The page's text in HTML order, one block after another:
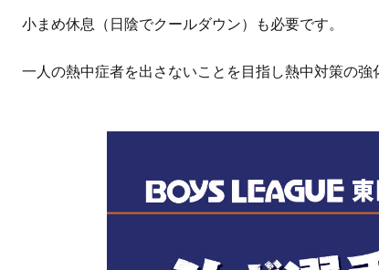
小まめ休息（日陰でクールダウン）も必要です。
一人の熱中症者を出さないことを目指し熱中対策の強